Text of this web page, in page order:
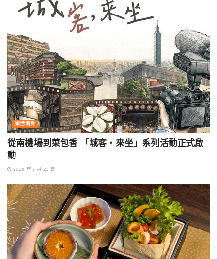
樂活消費
從南機場到菜包香 「城客・來坐」系列活動正式啟
動
2026 年 7 月 23 日